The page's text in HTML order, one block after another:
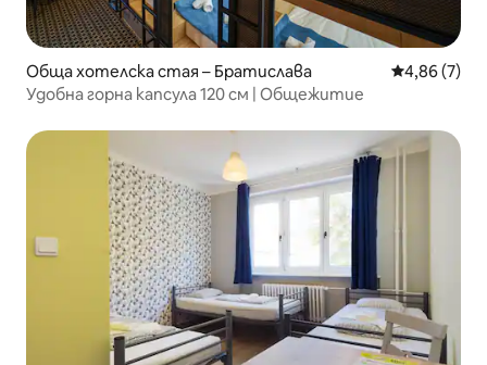
Обща хотелска стая – Братислава Средна
4,86 (7)
Удобна горна капсула 120 см | Общежитие